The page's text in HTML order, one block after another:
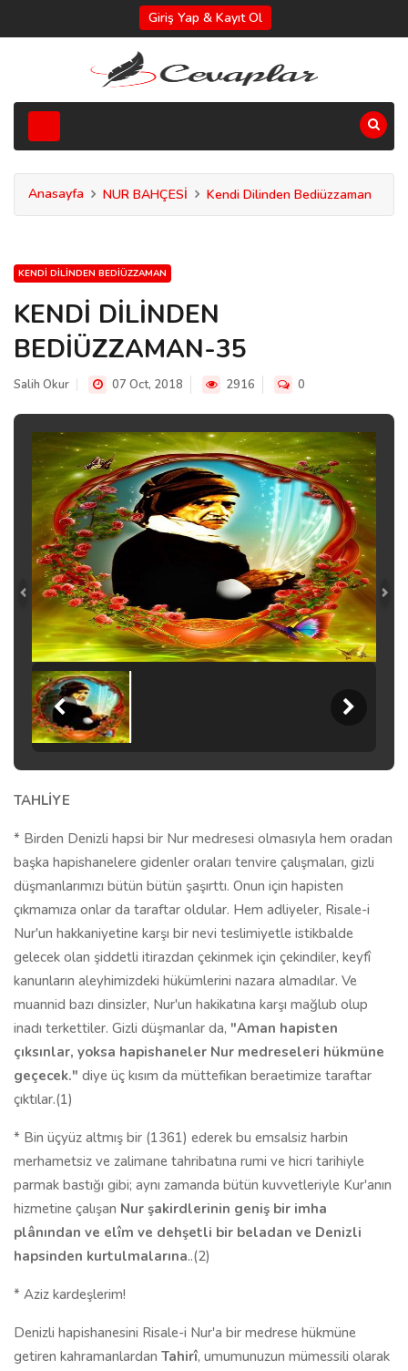
Giriş Yap & Kayıt Ol
Anasayfa NUR BAHÇESİ Kendi Dilinden Bediüzzaman
KENDI DILINDEN BEDIÜZZAMAN
KENDİ DİLİNDEN
BEDİÜZZAMAN-35
Salih Okur 07 Oct, 2018 2916 0
TAHLİYE
* Birden Denizli hapsi bir Nur medresesi olmasıyla hem oradan
başka hapishanelere gidenler oraları tenvire çalışmaları, gizli
düşmanlarımızı bütün bütün şaşırttı. Onun için hapisten
çıkmamıza onlar da taraftar oldular. Hem adliyeler, Risale-i
Nur'un hakkaniyetine karşı bir nevi teslimiyetle istikbalde
gelecek olan şiddetli itirazdan çekinmek için çekindiler, keyfî
kanunların aleyhimizdeki hükümlerini nazara almadılar. Ve
muannid bazı dinsizler, Nur'un hakikatına karşı mağlub olup
inadı terkettiler. Gizli düşmanlar da, "Aman hapisten
çıksınlar, yoksa hapishaneler Nur medreseleri hükmüne
geçecek." diye üç kısım da müttefikan beraetimize taraftar
çıktılar.(1)
* Bin üçyüz altmış bir (1361) ederek bu emsalsiz harbin
merhametsiz ve zalimane tahribatına rumi ve hicri tarihiyle
parmak bastığı gibi; aynı zamanda bütün kuvvetleriyle Kur'anın
hizmetine çalışan Nur şakirdlerinin geniş bir imha
plânından ve elîm ve dehşetli bir beladan ve Denizli
hapsinden kurtulmalarına..(2)
* Aziz kardeşlerim!
Denizli hapishanesini Risale-i Nur'a bir medrese hükmüne
getiren kahramanlardan Tahirî, umumunuzun mümessili olarak